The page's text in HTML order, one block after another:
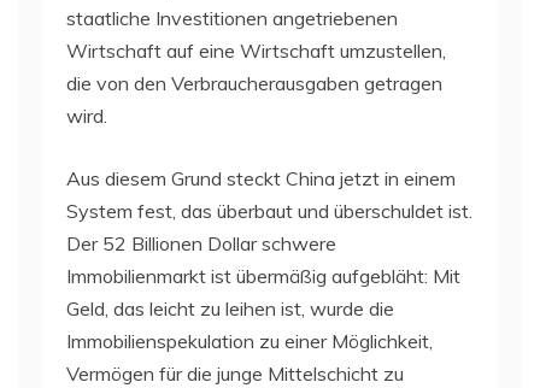
staatliche Investitionen angetriebenen
Wirtschaft auf eine Wirtschaft umzustellen,
die von den Verbraucherausgaben getragen
wird.
Aus diesem Grund steckt China jetzt in einem
System fest, das überbaut und überschuldet ist.
Der 52 Billionen Dollar schwere
Immobilienmarkt ist übermäßig aufgebläht: Mit
Geld, das leicht zu leihen ist, wurde die
Immobilienspekulation zu einer Möglichkeit,
Vermögen für die junge Mittelschicht zu